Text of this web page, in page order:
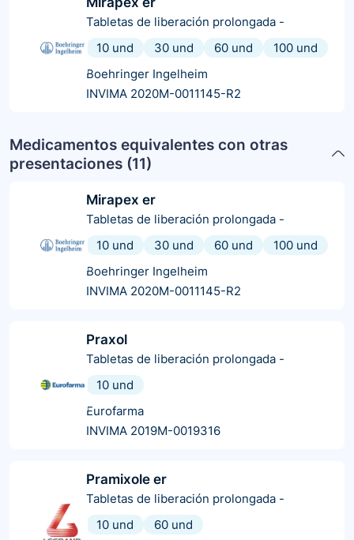
Tabletas de liberación prolongada -
10 und
30 und 60 und
100 und
Boehringer Ingelheim
INVIMA 2020M-0011145-R2
Medicamentos equivalentes con otras
presentaciones (11)
Mirapex er
Tabletas de liberación prolongada -
10 und
30 und 60 und
100 und
Boehringer Ingelheim
INVIMA 2020M-0011145-R2
Praxol
Tabletas de liberación prolongada -
10 und
Eurofarma
INVIMA 2019M-0019316
Pramixole er
Tabletas de liberación prolongada -
10 und
60 und